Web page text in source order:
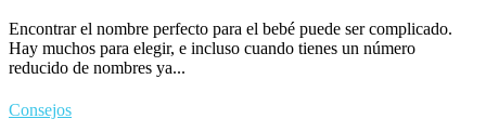
Encontrar el nombre perfecto para el bebé puede ser complicado.
Hay muchos para elegir, e incluso cuando tienes un número
reducido de nombres ya...
Consejos